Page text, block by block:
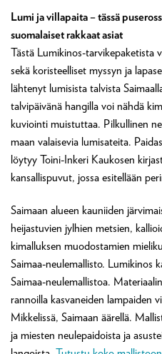
Lumi ja villapaita – tässä
suomalaiset rakkaat asiat
Tästä Lumikinos-tarvikepaketista
sekä koristeelliset myssyn ja
lähtenyt lumisista talvista
talvipäivänä hangilla voi nähdä
kuviointi muistuttaa. Pilkullinen
maan valaisevia lumisateita.
löytyy Toini-Inkeri Kaukosen
kansallispuvut, jossa esitellään
Saimaan alueen kauniiden
heijastuvien jylhien metsien,
kimalluksen muodostamien
Saimaa-neulemallisto. Lumikinos
Saimaa-neulemallistoa.
rannoilla kasvaneiden lampaiden
Mikkelissä, Saimaan äärellä.
ja miesten neulepaidoista ja